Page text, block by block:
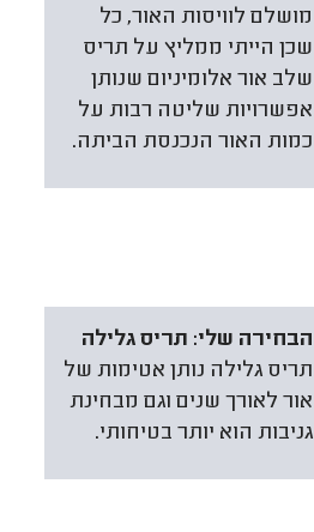
מושלם לוויסות האור, כל
שכן הייתי ממליץ על תריס
שלב אור אלומיניום שנותן
אפשרויות שליטה רבות על
כמות האור הנכנסת הביתה.
הבחירה שלי: תריס גלילה
תריס גלילה נותן אטימות של
אור לאורך שנים וגם מבחינת
גניבות הוא יותר בטיחותי.